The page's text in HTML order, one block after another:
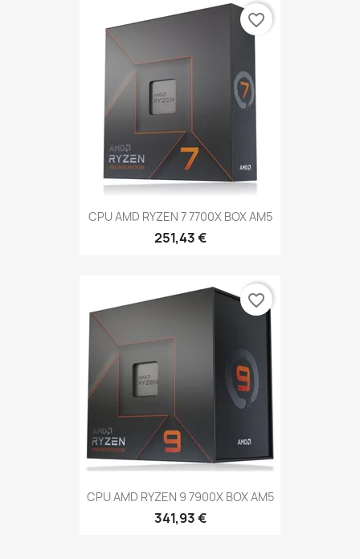
CPU AMD RYZEN 7 7700X BOX AM5
251,43 €
favorite_border
CPU AMD RYZEN 9 7900X BOX AM5
341,93 €
favorite_border